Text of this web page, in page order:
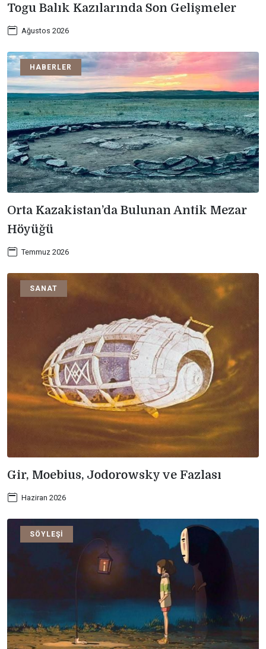
Togu Balık Kazılarında Son Gelişmeler
Ağustos 2026
HABERLER
Orta Kazakistan’da Bulunan Antik Mezar
Höyüğü
Temmuz 2026
SANAT
Gir, Moebius, Jodorowsky ve Fazlası
Haziran 2026
SÖYLEŞI